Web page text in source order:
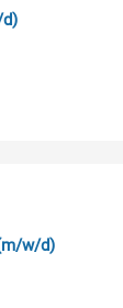
w/d)